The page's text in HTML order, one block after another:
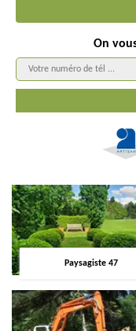
On
Paysagiste 47